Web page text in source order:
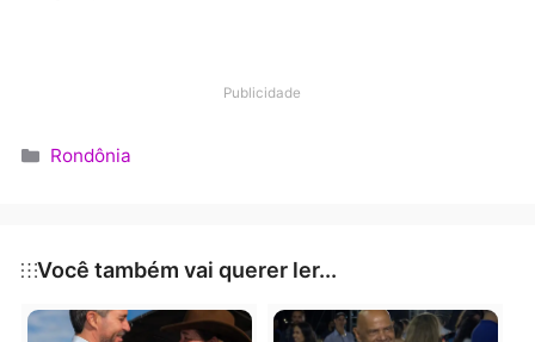
Para resolver a situação, a pasta informa que é
uma averiguação mais precisa da estrutura.
pequenos evitem que atravessar o trecho alagado
evitar acidentes.